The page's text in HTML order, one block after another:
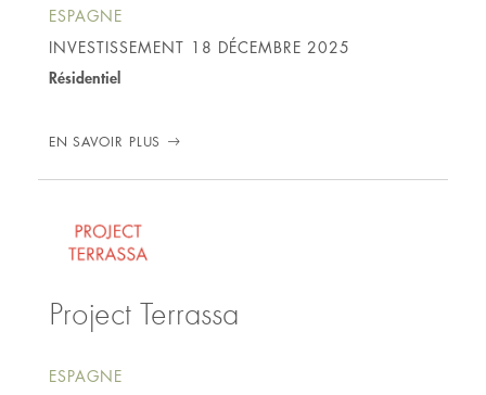
ESPAGNE
INVESTISSEMENT 18 DÉCEMBRE 2025
Résidentiel
EN SAVOIR PLUS
Project Terrassa
ESPAGNE